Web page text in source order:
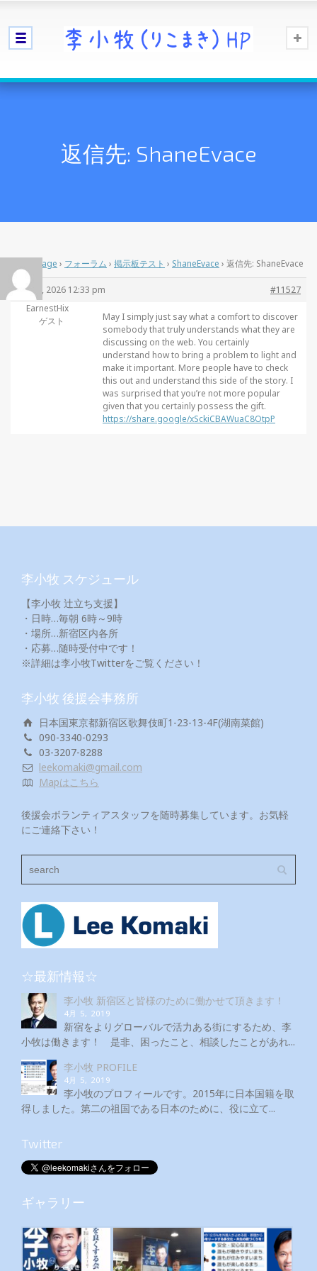
返信先: ShaneEvace
Home Page › フォーラム › 掲示板テスト › ShaneEvace › 返信先: ShaneEvace
4月 15, 2026 12:33 pm
#11527
EarnestHix
ゲスト
May I simply just say what a comfort to discover
somebody that truly understands what they are
discussing on the web. You certainly
understand how to bring a problem to light and
make it important. More people have to check
this out and understand this side of the story. I
was surprised that you’re not more popular
given that you certainly possess the gift.
https://share.google/xSckiCBAWuaC8OtpP
李小牧 スケジュール
【李小牧 辻立ち支援】
・日時…毎朝 6時～9時
・場所…新宿区内各所
・応募…随時受付中です！
※詳細は李小牧Twitterをご覧ください！
李小牧 後援会事務所
日本国東京都新宿区歌舞伎町1-23-13-4F(湖南菜館)
090-3340-0293
03-3207-8288
leekomaki@gmail.com
Mapはこちら
後援会ボランティアスタッフを随時募集しています。お気軽
にご連絡下さい！
☆最新情報☆
李小牧 新宿区と皆様のために働かせて頂きます！
4月 5, 2019
新宿をよりグローバルで活力ある街にするため、李
小牧は働きます！ 是非、困ったこと、相談したことがあれ...
李小牧 PROFILE
4月 5, 2019
李小牧のプロフィールです。2015年に日本国籍を取
得しました。第二の祖国である日本のために、役に立て...
Twitter
ギャラリー